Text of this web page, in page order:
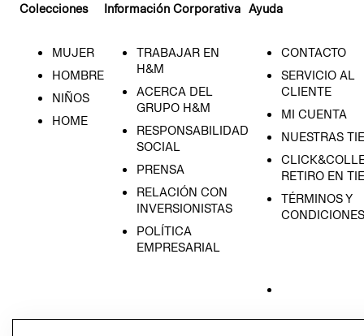
Colecciones
MUJER
HOMBRE
NIÑOS
HOME
Información Corporativa
TRABAJAR EN
H&M
ACERCA DEL
GRUPO H&M
RESPONSABILIDAD
SOCIAL
PRENSA
RELACIÓN CON
INVERSIONISTAS
POLÍTICA
EMPRESARIAL
Ayuda
CONTACTO
SERVICIO AL
CLIENTE
MI CUENTA
NUESTRAS
RETIRO EN
TÉRMINOS Y
CONDICIONES